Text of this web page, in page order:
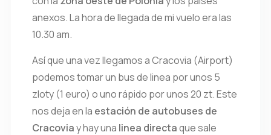
anexos. La hora de llegada de mi vuelo era las
10.30 am.
Así que una vez llegamos a Cracovia (Airport)
podemos tomar un bus de linea por unos 5
zloty (1 euro) o uno rápido por unos 20 zt. Este
nos deja en la estación de autobuses de
Cracoviay hay una linea directaque sale